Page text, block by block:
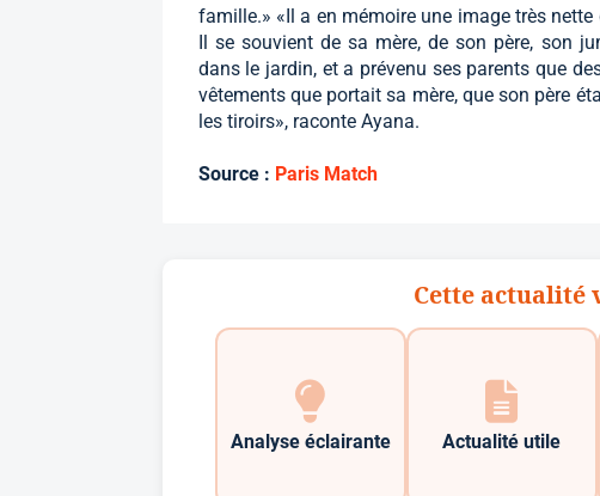
famille.» «Il a en mémoire une image très
Il se souvient de sa mère, de son père, son
dans le jardin, et a prévenu ses parents que
vêtements que portait sa mère, que son père
les tiroirs», raconte Ayana.
Source : Paris Match
Cette actualité
Analyse éclairante Actualité utile